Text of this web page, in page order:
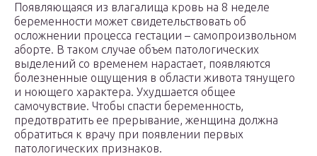
Появляющаяся из влагалища кровь на 8 неделе
беременности может свидетельствовать об
осложнении процесса гестации – самопроизвольном
аборте. В таком случае объем патологических
выделений со временем нарастает, появляются
болезненные ощущения в области живота тянущего
и ноющего характера. Ухудшается общее
самочувствие. Чтобы спасти беременность,
предотвратить ее прерывание, женщина должна
обратиться к врачу при появлении первых
патологических признаков.